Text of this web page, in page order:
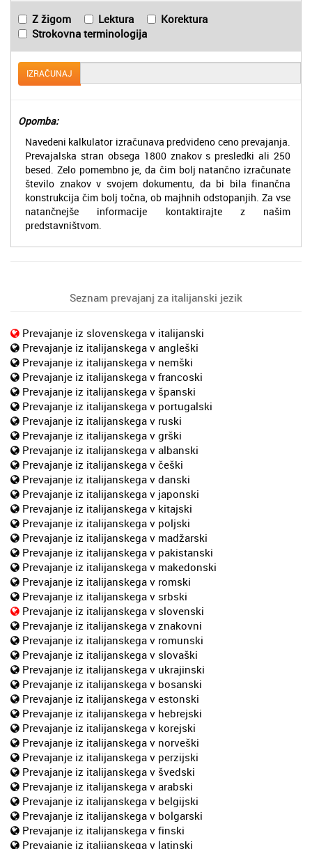
Z žigom Lektura
Korektura
Strokovna terminologija
IZRAČUNAJ
Opomba:
Navedeni kalkulator izračunava predvideno ceno prevajanja.
Prevajalska stran obsega 1800 znakov s presledki ali 250
besed. Zelo pomembno je, da čim bolj natančno izračunate
število znakov v svojem dokumentu, da bi bila finančna
konstrukcija čim bolj točna, ob majhnih odstopanjih. Za vse
natančnejše informacije kontaktirajte z našim
predstavništvom.
Seznam prevajanj za italijanski jezik
Prevajanje iz slovenskega v italijanski
Prevajanje iz italijanskega v angleški
Prevajanje iz italijanskega v nemški
Prevajanje iz italijanskega v francoski
Prevajanje iz italijanskega v španski
Prevajanje iz italijanskega v portugalski
Prevajanje iz italijanskega v ruski
Prevajanje iz italijanskega v grški
Prevajanje iz italijanskega v albanski
Prevajanje iz italijanskega v češki
Prevajanje iz italijanskega v danski
Prevajanje iz italijanskega v japonski
Prevajanje iz italijanskega v kitajski
Prevajanje iz italijanskega v poljski
Prevajanje iz italijanskega v madžarski
Prevajanje iz italijanskega v pakistanski
Prevajanje iz italijanskega v makedonski
Prevajanje iz italijanskega v romski
Prevajanje iz italijanskega v srbski
Prevajanje iz italijanskega v slovenski
Prevajanje iz italijanskega v znakovni
Prevajanje iz italijanskega v romunski
Prevajanje iz italijanskega v slovaški
Prevajanje iz italijanskega v ukrajinski
Prevajanje iz italijanskega v bosanski
Prevajanje iz italijanskega v estonski
Prevajanje iz italijanskega v hebrejski
Prevajanje iz italijanskega v korejski
Prevajanje iz italijanskega v norveški
Prevajanje iz italijanskega v perzijski
Prevajanje iz italijanskega v švedski
Prevajanje iz italijanskega v arabski
Prevajanje iz italijanskega v belgijski
Prevajanje iz italijanskega v bolgarski
Prevajanje iz italijanskega v finski
Prevajanje iz italijanskega v latinski